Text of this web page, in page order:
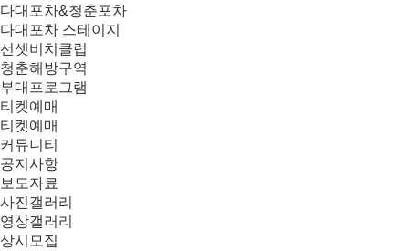
다대포차&청춘포차
다대포차 스테이지
선셋비치클럽
청춘해방구역
부대프로그램
티켓예매
티켓예매
커뮤니티
공지사항
보도자료
사진갤러리
영상갤러리
상시모집